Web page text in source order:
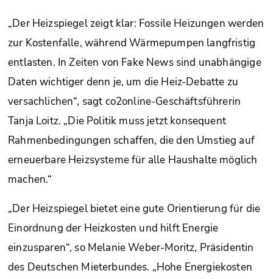
„Der Heizspiegel zeigt klar: Fossile Heizungen werden
zur Kostenfalle, während Wärmepumpen langfristig
entlasten. In Zeiten von Fake News sind unabhängige
Daten wichtiger denn je, um die Heiz-Debatte zu
versachlichen“, sagt co2online-Geschäftsführerin
Tanja Loitz. „Die Politik muss jetzt konsequent
Rahmenbedingungen schaffen, die den Umstieg auf
erneuerbare Heizsysteme für alle Haushalte möglich
machen.“
„Der Heizspiegel bietet eine gute Orientierung für die
Einordnung der Heizkosten und hilft Energie
einzusparen“, so Melanie Weber-Moritz, Präsidentin
des Deutschen Mieterbundes. „Hohe Energiekosten